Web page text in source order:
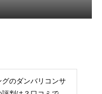
グのダンバリコンサ